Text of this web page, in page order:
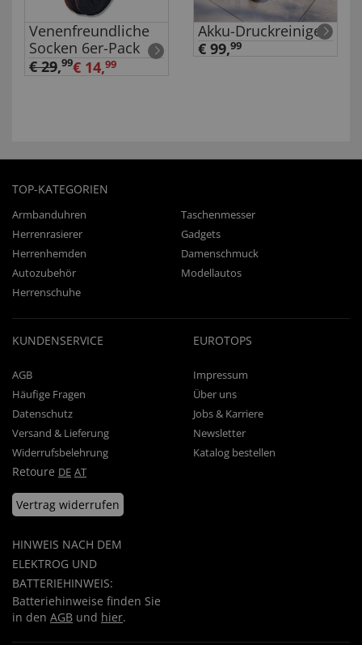
Venenfreundliche
Socken 6er-Pack
€ 29,99€ 14,99
Akku-Druckreiniger
€ 99,99
TOP-KATEGORIEN
Armbanduhren
Taschenmesser
Herrenrasierer
Gadgets
Herrenhemden
Damenschmuck
Autozubehör
Modellautos
Herrenschuhe
KUNDENSERVICE
AGB
Häufige Fragen
Datenschutz
Versand & Lieferung
Widerrufsbelehrung
Retoure DE AT
Vertrag widerrufen
HINWEIS NACH DEM
ELEKTROG UND
BATTERIEHINWEIS:
Batteriehinweise finden Sie
in den AGB und hier.
EUROTOPS
Impressum
Über uns
Jobs & Karriere
Newsletter
Katalog bestellen